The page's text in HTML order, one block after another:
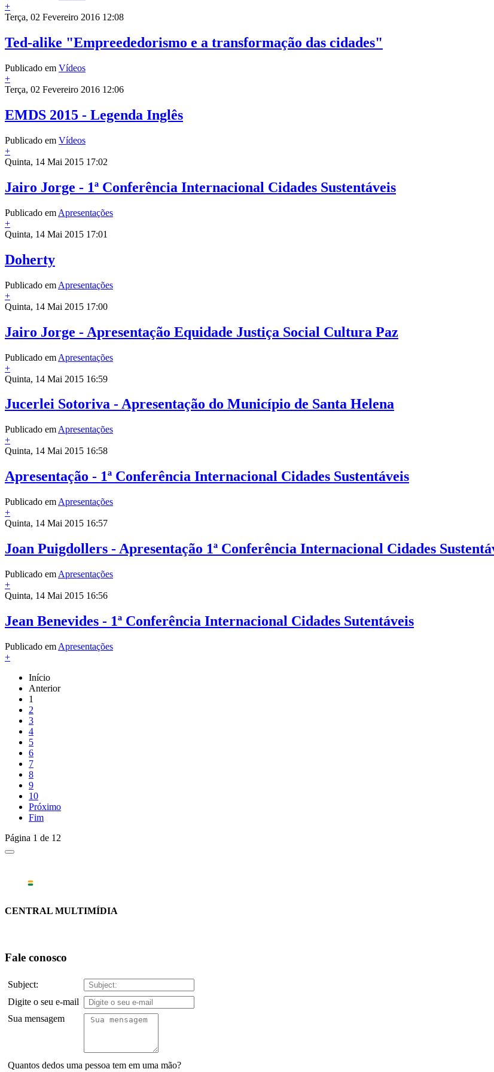
+
Terça, 02 Fevereiro 2016 12:08
Ted-alike "Empreededorismo e a transformação das cidades"
Publicado em Vídeos
+
Terça, 02 Fevereiro 2016 12:06
EMDS 2015 - Legenda Inglês
Publicado em Vídeos
+
Quinta, 14 Mai 2015 17:02
Jairo Jorge - 1ª Conferência Internacional Cidades Sustentáveis
Publicado em Apresentações
+
Quinta, 14 Mai 2015 17:01
Doherty
Publicado em Apresentações
+
Quinta, 14 Mai 2015 17:00
Jairo Jorge - Apresentação Equidade Justiça Social Cultura Paz
Publicado em Apresentações
+
Quinta, 14 Mai 2015 16:59
Jucerlei Sotoriva - Apresentação do Município de Santa Helena
Publicado em Apresentações
+
Quinta, 14 Mai 2015 16:58
Apresentação - 1ª Conferência Internacional Cidades Sustentáveis
Publicado em Apresentações
+
Quinta, 14 Mai 2015 16:57
Joan Puigdollers - Apresentação 1ª Conferência Internacional Cidades
Publicado em Apresentações
+
Quinta, 14 Mai 2015 16:56
Jean Benevides - 1ª Conferência Internacional Cidades Sutentáveis
Publicado em Apresentações
+
Início
Anterior
1
2
3
4
5
6
7
8
9
10
Próximo
Fim
Página 1 de 12
CENTRAL MULTIMÍDIA
Fale conosco
Subject:
Digite o seu e-mail
Sua mensagem
Quantos dedos uma pessoa tem em uma mão?